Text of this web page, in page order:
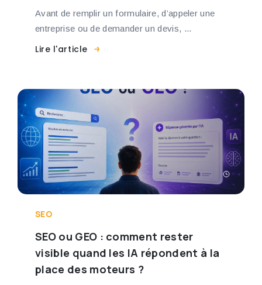
Avant de remplir un formulaire, d’appeler une
entreprise ou de demander un devis, ...
Lire l'article
SEO
SEO ou GEO : comment rester
visible quand les IA répondent à la
place des moteurs ?